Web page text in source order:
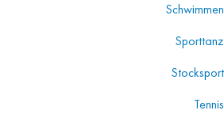
Schwimmen
Sporttanz
Stocksport
Tennis